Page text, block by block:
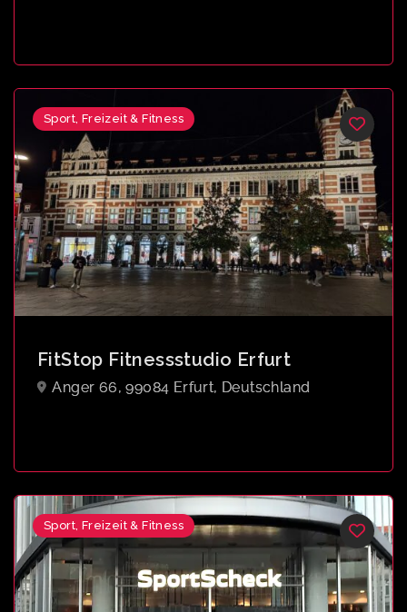
Sport, Freizeit & Fitness
FitStop Fitnessstudio Erfurt
Anger 66, 99084 Erfurt, Deutschland
Sport, Freizeit & Fitness